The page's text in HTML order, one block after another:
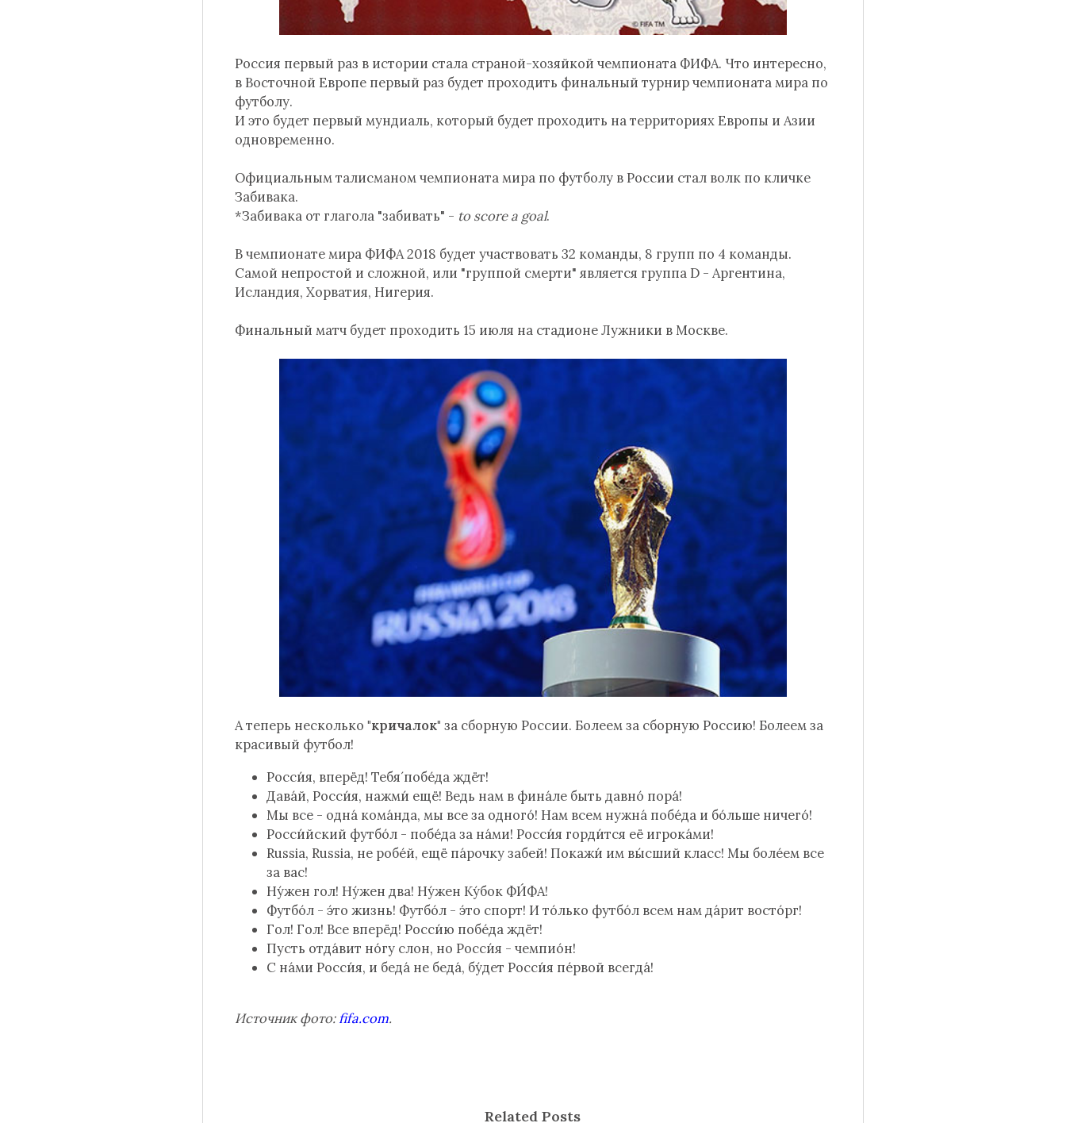
Россия первый раз в истории стала страной-хозяйкой чемпионата ФИФА. Что интересно,
в Восточной Европе первый раз будет проходить финальный турнир чемпионата мира по
футболу.
И это будет первый мундиаль, который будет проходить на территориях Европы и Азии
одновременно.
Официальным талисманом чемпионата мира по футболу в России стал волк по кличке
Забивака.
*Забивака от глагола "забивать" - to score a goal.
В чемпионате мира ФИФА 2018 будет участвовать 32 команды, 8 групп по 4 команды.
Самой непростой и сложной, или "группой смерти" является группа D - Аргентина,
Исландия, Хорватия, Нигерия.
Финальный матч будет проходить 15 июля на стадионе Лужники в Москве.
А теперь несколько"кричалок" за сборную России. Болеем за сборную Россию! Болеем за
красивый футбол!
Росси́я, вперёд! Тебя́ побе́да ждёт!
Дава́й, Росси́я, нажми́ ещё! Ведь нам в фина́ле быть давно́ пора́!
Мы все - одна́ кома́нда, мы все за одного́! Нам всем нужна́ побе́да и бо́льше ничего́!
Росси́йский футбо́л - побе́да за на́ми! Росси́я горди́тся её игрока́ми!
Russia, Russia, не робе́й, ещё па́рочку забей! Покажи́ им вы́сший класс! Мы боле́ем все
за вас!
Ну́жен гол! Ну́жен два! Ну́жен Ку́бок ФИ́ФА!
Футбо́л - э́то жизнь! Футбо́л - э́то спорт! И то́лько футбо́л всем нам да́рит восто́рг!
Гол! Гол! Все вперёд! Росси́ю побе́да ждёт!
Пусть отда́вит но́гу слон, но Росси́я - чемпио́н!
С на́ми Росси́я, и беда́ не беда́, бу́дет Росси́я пе́рвой всегда́!
Источник фото:fifa.com.
Related Posts